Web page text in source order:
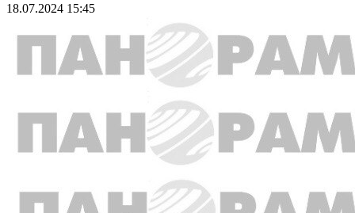
18.07.2024 15:45